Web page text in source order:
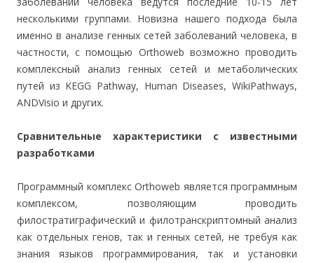
несколькими группами. Новизна нашего подхода была
именно в анализе генных сетей заболеваний человека, в
частности, с помощью Orthoweb возможно проводить
комплексный анализ генных сетей и метаболических
путей из KEGG Pathway, Human Diseases, WikiPathways,
ANDVisio и других.
Сравнительные характеристики с известными
разработками
Программный комплекс Orthoweb является программным
комплексом, позволяющим проводить
филостратиграфический и филотранскриптомный анализ
как отдельных генов, так и генных сетей, не требуя как
знания языков программирования, так и установки